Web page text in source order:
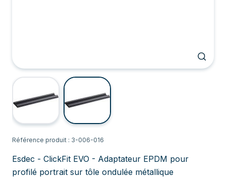
Référence produit : 3-006-016
Esdec - ClickFit EVO - Adaptateur EPDM pour
profilé portrait sur tôle ondulée métallique